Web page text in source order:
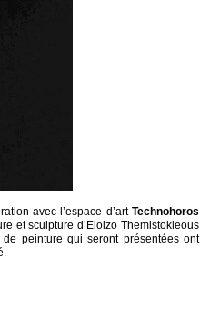
avec l’espace d’art Technohoros
et sculpture d’Eloizo Themistokleous
peinture qui seront présentées ont